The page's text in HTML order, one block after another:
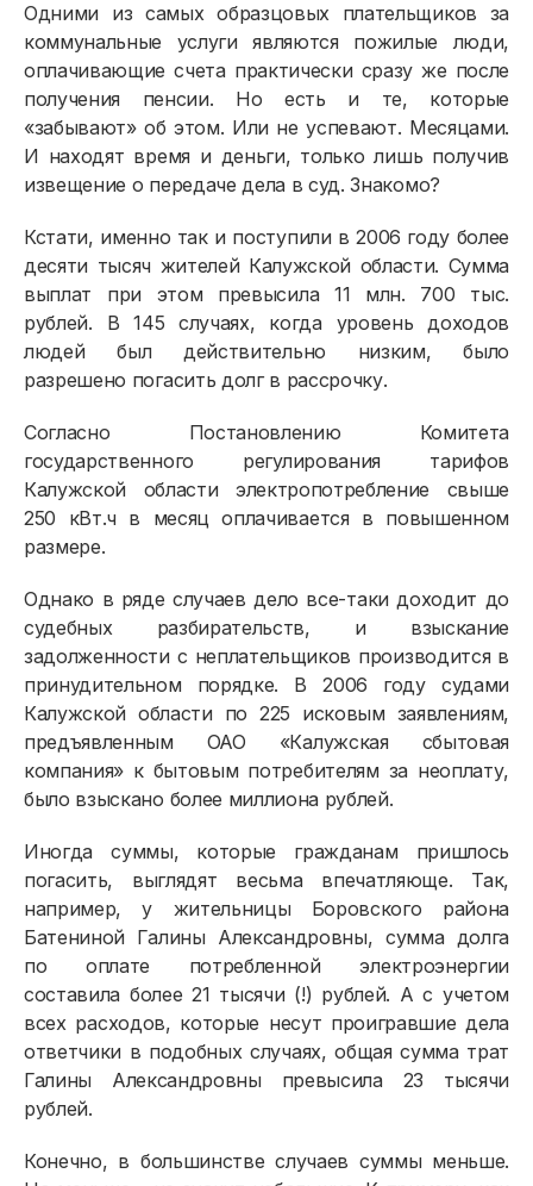
Одними из самых образцовых плательщиков за
коммунальные услуги являются пожилые люди,
оплачивающие счета практически сразу же после
получения пенсии. Но есть и те, которые
«забывают» об этом. Или не успевают. Месяцами.
И находят время и деньги, только лишь получив
извещение о передаче дела в суд. Знакомо?
Кстати, именно так и поступили в 2006 году более
десяти тысяч жителей Калужской области. Сумма
выплат при этом превысила 11 млн. 700 тыс.
рублей. В 145 случаях, когда уровень доходов
людей был действительно низким, было
разрешено погасить долг в рассрочку.
Согласно Постановлению Комитета
государственного регулирования тарифов
Калужской области электропотребление свыше
250 кВт.ч в месяц оплачивается в повышенном
размере.
Однако в ряде случаев дело все-таки доходит до
судебных разбирательств, и взыскание
задолженности с неплательщиков производится в
принудительном порядке. В 2006 году судами
Калужской области по 225 исковым заявлениям,
предъявленным ОАО «Калужская сбытовая
компания» к бытовым потребителям за неоплату,
было взыскано более миллиона рублей.
Иногда суммы, которые гражданам пришлось
погасить, выглядят весьма впечатляюще. Так,
например, у жительницы Боровского района
Батениной Галины Александровны, сумма долга
по оплате потребленной электроэнергии
составила более 21 тысячи (!) рублей. А с учетом
всех расходов, которые несут проигравшие дела
ответчики в подобных случаях, общая сумма трат
Галины Александровны превысила 23 тысячи
рублей.
Конечно, в большинстве случаев суммы меньше.
Физическим лицам
Договор энергоснабжения
Расчёты и оплата
Приборы учёта и показания
Должникам
Онлайн-сервисы